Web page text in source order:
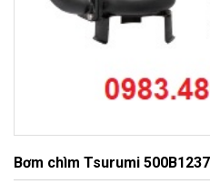
Bơm chìm Tsurumi